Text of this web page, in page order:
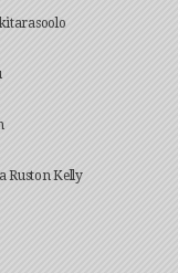
Ruston Kelly